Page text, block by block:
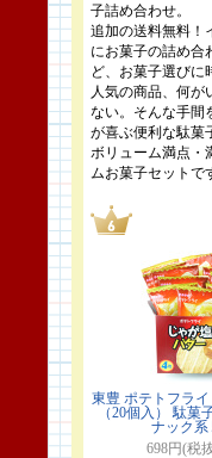
子詰め合わせ。
追加の送料無料！
にお菓子の詰め合
ど、お菓子選びに
人気の商品、何が
ない。そんな手間
が喜ぶ便利な駄菓
ボリューム満点・
ムお菓子セットで
東豊 ポテトフラ
（20個入） 駄菓
ナック系
698円(税